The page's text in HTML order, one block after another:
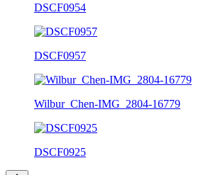
DSCF0954
DSCF0957
Wilbur_Chen-IMG_2804-16779
DSCF0925